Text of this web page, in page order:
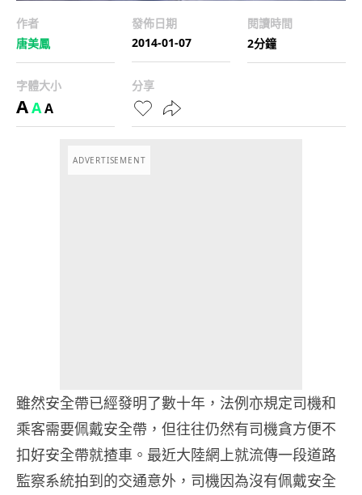
作者
唐美鳳
發佈日期
2014-01-07
閱讀時間
2分鐘
字體大小
AAA
分享
ADVERTISEMENT
雖然安全帶已經發明了數十年，法例亦規定司機和
乘客需要佩戴安全帶，但往往仍然有司機貪方便不
扣好安全帶就揸車。最近大陸網上就流傳一段道路
監察系統拍到的交通意外，司機因為沒有佩戴安全